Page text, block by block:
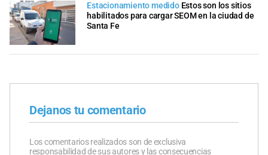
Estacionamiento medido Estos son los sitios
habilitados para cargar SEOM en la ciudad de
Santa Fe
Dejanos tu comentario
Los comentarios realizados son de exclusiva
responsabilidad de sus autores y las consecuencias